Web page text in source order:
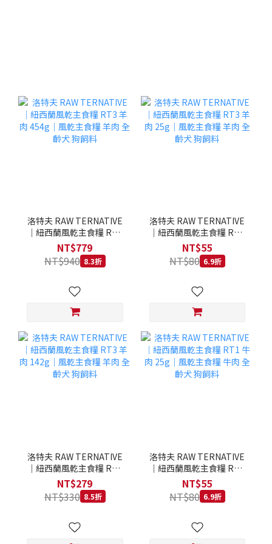
洛特夫 RAW TERNATIVE
｜紐西蘭風乾主食糧 RT3
羊肉 454g｜風乾主食糧 羊
肉 全齡犬 狗飼料
NT$779
NT$940 8.3折
洛特夫 RAW TERNATIVE
｜紐西蘭風乾主食糧 RT3
羊肉 25g｜風乾主食糧 羊
肉 全齡犬 狗飼料
NT$55
NT$80 6.9折
洛特夫 RAW TERNATIVE
｜紐西蘭風乾主食糧 RT3
羊肉 142g｜風乾主食糧 羊
肉 全齡犬 狗飼料
NT$279
NT$330 8.5折
洛特夫 RAW TERNATIVE
｜紐西蘭風乾主食糧 RT1
牛肉 25g｜風乾主食糧 牛
肉 全齡犬 狗飼料
NT$55
NT$80 6.9折